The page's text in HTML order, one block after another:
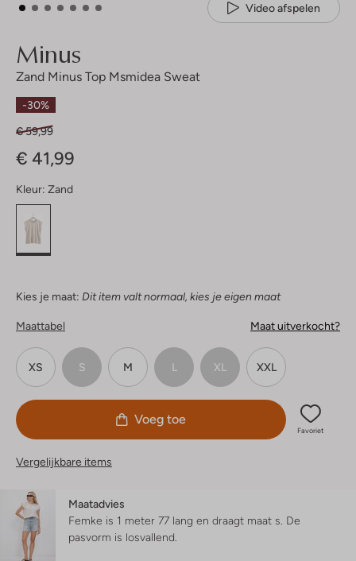
Video afspelen
Minus
Zand Minus Top Msmidea Sweat
-30%
€ 59,99
€ 41,99
Kleur: Zand
Kies je maat: Dit item valt normaal, kies je eigen maat
Maattabel Maat uitverkocht?
XS S M L XL XXL
Voeg toe
Favoriet
Vergelijkbare items
Maatadvies
Femke is 1 meter 77 lang en draagt maat s. De
pasvorm is losvallend